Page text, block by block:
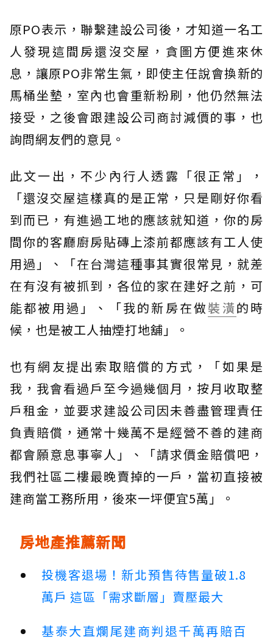
原PO表示，聯繫建設公司後，才知道一名工
人發現這間房還沒交屋，貪圖方便進來休
息，讓原PO非常生氣，即使主任說會換新的
馬桶坐墊，室內也會重新粉刷，他仍然無法
接受，之後會跟建設公司商討減價的事，也
詢問網友們的意見。
此文一出，不少內行人透露「很正常」，
「還沒交屋這樣真的是正常，只是剛好你看
到而已，有進過工地的應該就知道，你的房
間你的客廳廚房貼磚上漆前都應該有工人使
用過」、「在台灣這種事其實很常見，就差
在有沒有被抓到，各位的家在建好之前，可
能都被用過」、「我的新房在做裝潢的時
候，也是被工人抽煙打地舖」。
也有網友提出索取賠償的方式，「如果是
我，我會看過戶至今過幾個月，按月收取整
戶租金，並要求建設公司因未善盡管理責任
負責賠償，通常十幾萬不是經營不善的建商
都會願意息事寧人」、「請求價金賠償吧，
我們社區二樓最晚賣掉的一戶，當初直接被
建商當工務所用，後來一坪便宜5萬」。
房地產推薦新聞
投機客退場！新北預售待售量破1.8
萬戶 這區「需求斷層」賣壓最大
基泰大直爛尾建商判退千萬再賠百